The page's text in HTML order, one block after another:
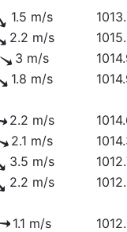
1.5 m/s
2.2 m/s
3 m/s
1.8 m/s
2.2 m/s
2.1 m/s
3.5 m/s
2.2 m/s
1.1 m/s